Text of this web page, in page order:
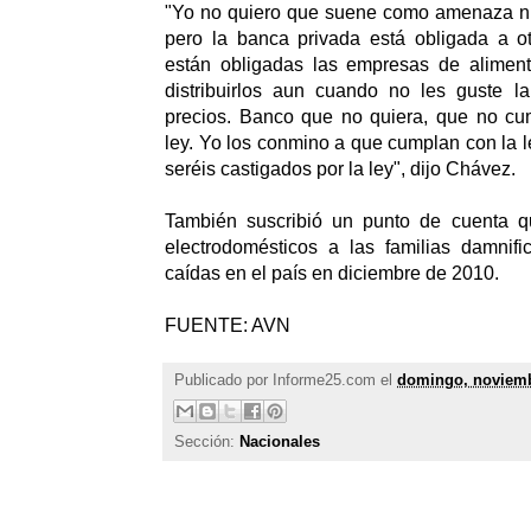
"Yo no quiero que suene como amenaza
pero la banca privada está obligada a
están obligadas las empresas de
distribuirlos aun cuando no les guste
precios. Banco que no quiera, que no
ley. Yo los conmino a que cumplan con la
seréis castigados por la ley", dijo Chávez.
También suscribió un punto de cuenta
electrodomésticos a las familias
caídas en el país en diciembre de 2010.
FUENTE: AVN
Publicado por Informe25.com el domingo,
Sección: Nacionales